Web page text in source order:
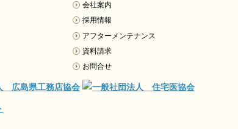
会社案内
採用情報
アフターメンテナンス
資料請求
お問合せ